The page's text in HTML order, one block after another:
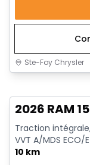
Ste-Foy Chrysler
2026 RAM
Traction intégrale,
VVT A/MDS ECO/
10 km